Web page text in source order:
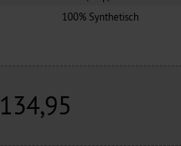
100% Synthetisch
134,95